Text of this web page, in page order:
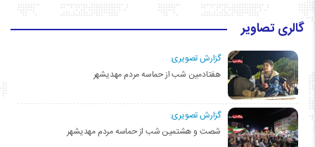
گالری تصاویر
گزارش تصویری:
هفتادمین شب از حماسه مردم مهدیشهر
گزارش تصویری:
شصت و هشتمین شب از حماسه مردم مهدیشهر